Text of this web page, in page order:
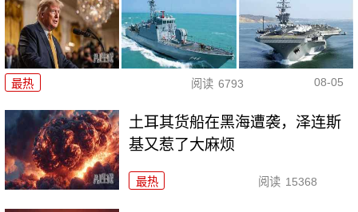
最热 阅读 6793 08-05
土耳其货船在黑海遭袭，泽连斯
基又惹了大麻烦
最热 阅读 15368